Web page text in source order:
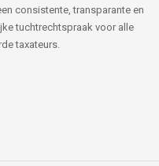
consistente, transparante en
tuchtrechtspraak voor alle
taxateurs.